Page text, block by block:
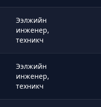
Ээлжийн
инженер,
техникч
Ээлжийн
инженер,
техникч